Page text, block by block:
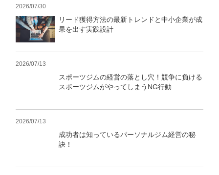
2026/07/30
リード獲得方法の最新トレンドと中小企業が成
果を出す実践設計
2026/07/13
スポーツジムの経営の落とし穴！競争に負ける
スポーツジムがやってしまうNG行動
2026/07/13
成功者は知っているパーソナルジム経営の秘
訣！